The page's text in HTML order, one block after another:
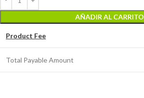
AÑADIR AL CARRITO
Product Fee
Total Payable Amount